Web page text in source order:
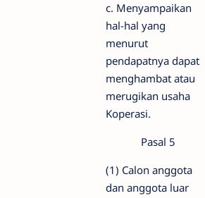
c. Menyampaikan
hal-hal yang
menurut
pendapatnya dapat
menghambat atau
merugikan usaha
Koperasi.
Pasal 5
(1) Calon anggota
dan anggota luar